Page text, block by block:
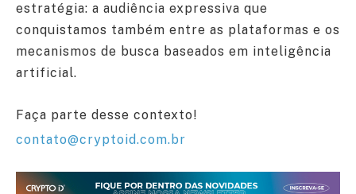
estratégia: a audiência expressiva que
conquistamos também entre as plataformas e os
mecanismos de busca baseados em inteligência
artificial.
Faça parte desse contexto!
contato@cryptoid.com.br